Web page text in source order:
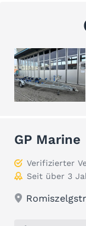
GP Marine
Verifizierter
Seit über 3